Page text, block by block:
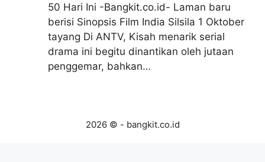
50 Hari Ini -Bangkit.co.id- Laman baru
berisi Sinopsis Film India Silsila 1 Oktober
tayang Di ANTV, Kisah menarik serial
drama ini begitu dinantikan oleh jutaan
penggemar, bahkan…
2026 © - bangkit.co.id